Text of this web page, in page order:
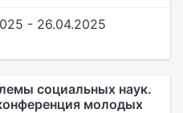
- 26.04.2025
социальных наук.
молодых